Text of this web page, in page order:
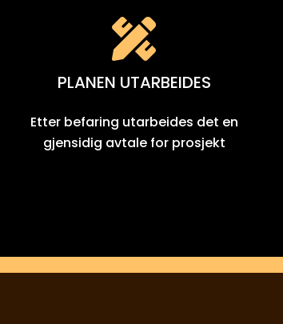
PLANEN UTARBEIDES
Etter befaring utarbeides det en
gjensidig avtale for prosjekt